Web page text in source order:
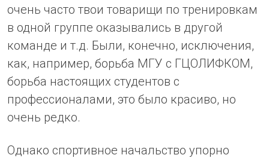
очень часто твои товарищи по тренировкам
в одной группе оказывались в другой
команде и т.д. Были, конечно, исключения,
как, например, борьба МГУ с ГЦОЛИФКОМ,
борьба настоящих студентов с
профессионалами, это было красиво, но
очень редко.
Однако спортивное начальство упорно